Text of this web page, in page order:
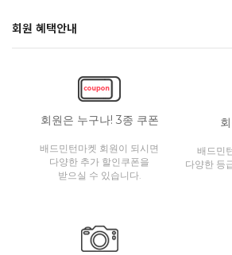
회원 혜택안내
회원은 누구나! 3종 쿠폰
배드민턴마켓 회원이 되시면
다양한 추가 할인쿠폰을
받으실 수 있습니다.
배드민
다양한 등